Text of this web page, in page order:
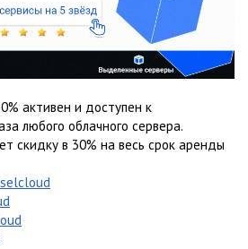
активен и доступен к
любого облачного сервера.
скидку в 30% на весь срок аренды